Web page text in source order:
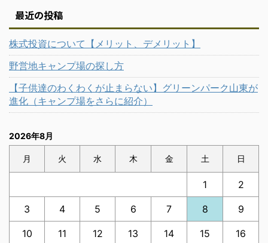
最近の投稿
株式投資について【メリット、デメリット】
野営地キャンプ場の探し方
【子供達のわくわくが止まらない】グリーンパーク山東が
進化（キャンプ場をさらに紹介）
2026年8月
月 火 水 木 金 土 日
1 2
3 4 5 6 7 8 9
10 11 12 13 14 15 16